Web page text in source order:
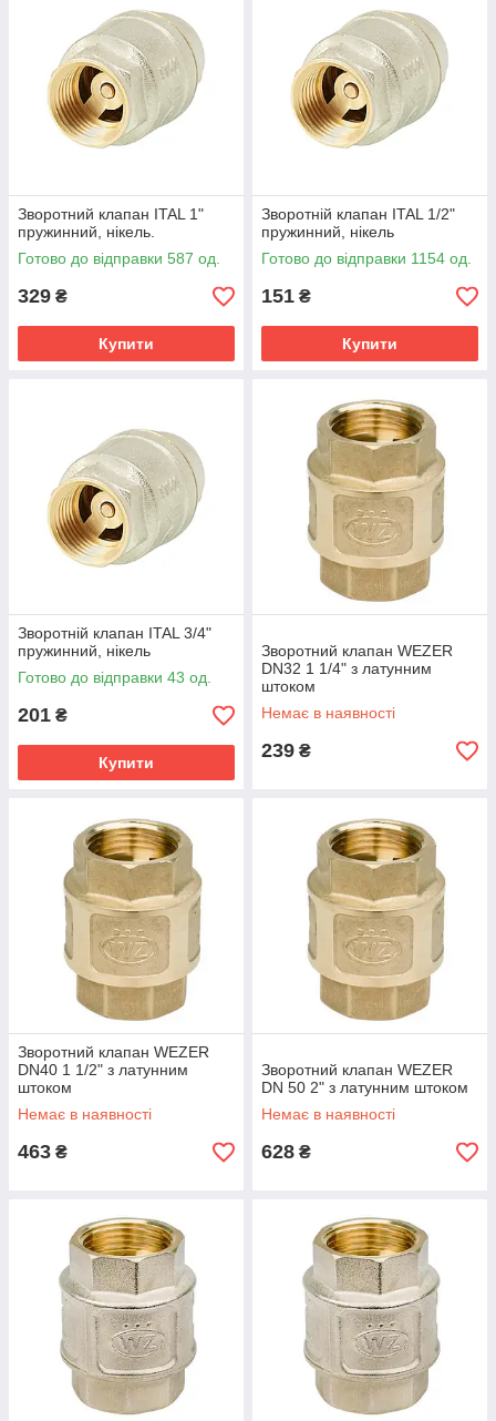
Зворотний клапан ITAL 1"
пружинний, нікель.
Готово до відправки 587 од.
329 ₴
Купити
Зворотній клапан ITAL 1/2"
пружинний, нікель
Готово до відправки 1154 од.
151 ₴
Купити
Зворотній клапан ITAL 3/4"
пружинний, нікель
Готово до відправки 43 од.
201 ₴
Купити
Зворотний клапан WEZER
DN32 1 1/4" з латунним
штоком
Немає в наявності
239 ₴
Зворотний клапан WEZER
DN40 1 1/2" з латунним
штоком
Немає в наявності
463 ₴
Зворотний клапан WEZER
DN 50 2" з латунним штоком
Немає в наявності
628 ₴